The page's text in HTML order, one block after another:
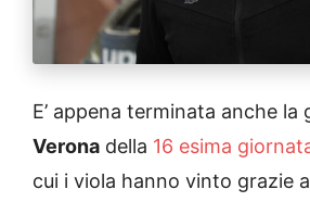
E’ appena terminata anche
Verona della 16 esima
cui i viola hanno vinto grazie